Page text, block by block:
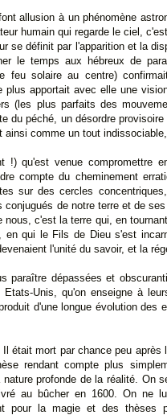
allusion à un phénomène
humain qui regarde le ciel,
se définit par l'apparition et la
le temps aux hébreux de
feu solaire au centre)
plus apportait avec elle une
(les plus parfaits des
du péché, un désordre
ainsi comme un tout
!) qu'est venue compromettre
compte du cheminement
sur des cercles
conjugués de notre terre et de
nous, c'est la terre qui, en
en qui le Fils de Dieu s'est
l'unité du savoir, et la
paraître dépassées et
Etats-Unis, qu'on enseigne à
d'une longue évolution
était mort par chance peu
rendant compte plus
profonde de la réalité. On
au bûcher en 1600. On ne
pour la magie et des thèses